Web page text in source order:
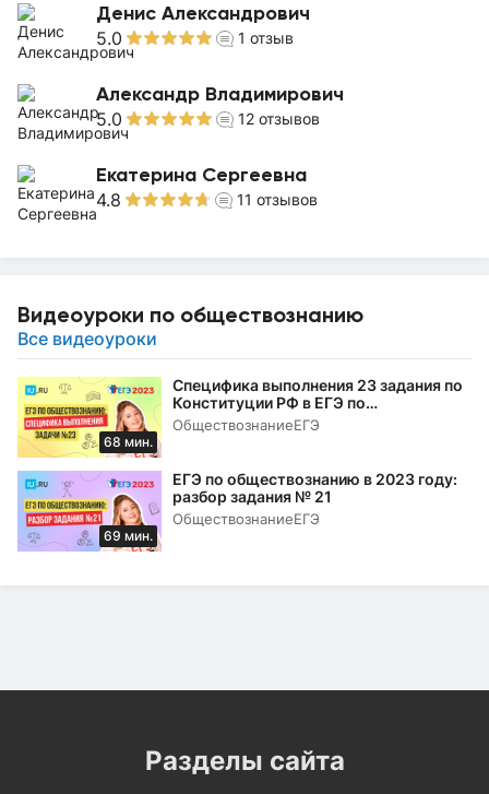
Денис Александрович
5.0 1 отзыв
Александр Владимирович
5.0 12 отзывов
Екатерина Сергеевна
4.8 11 отзывов
Видеоуроки по обществознанию
Все видеоуроки
68 мин.
Специфика выполнения 23 задания по
Конституции РФ в ЕГЭ по
обществознанию в 2023 году
ОбществознаниеЕГЭ
69 мин.
ЕГЭ по обществознанию в 2023 году:
разбор задания № 21
ОбществознаниеЕГЭ
Разделы сайта